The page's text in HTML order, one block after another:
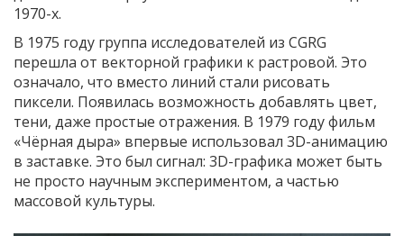
1970-х.
В 1975 году группа исследователей из CGRG
перешла от векторной графики к растровой. Это
означало, что вместо линий стали рисовать
пиксели. Появилась возможность добавлять цвет,
тени, даже простые отражения. В 1979 году фильм
«Чёрная дыра» впервые использовал 3D-анимацию
в заставке. Это был сигнал: 3D-графика может быть
не просто научным экспериментом, а частью
массовой культуры.